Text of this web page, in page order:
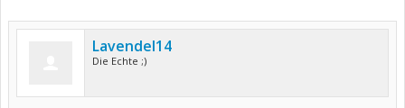
Lavendel14
Die Echte ;)